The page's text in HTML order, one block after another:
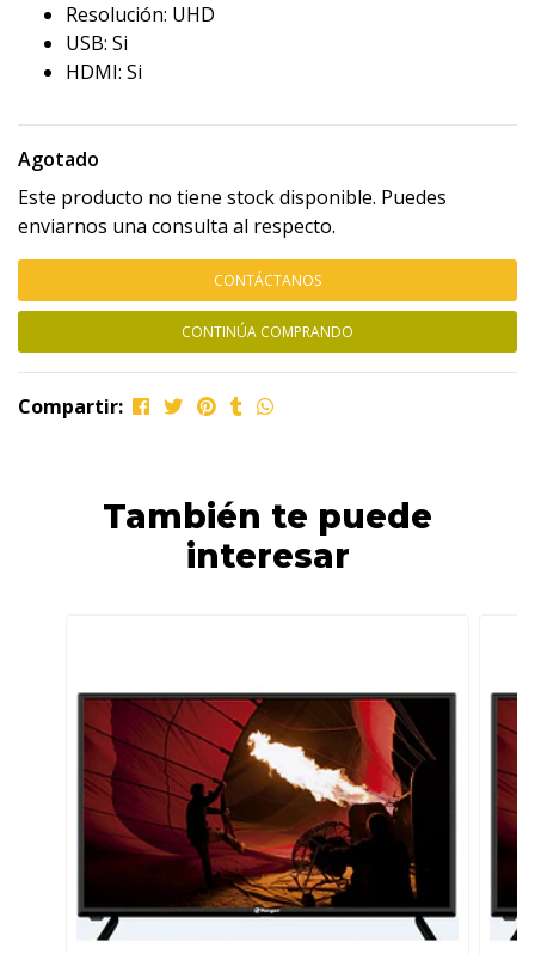
Resolución: UHD
USB: Si
HDMI: Si
Agotado
Este producto no tiene stock disponible. Puedes
enviarnos una consulta al respecto.
CONTÁCTANOS
CONTINÚA COMPRANDO
Compartir:
También te puede
interesar